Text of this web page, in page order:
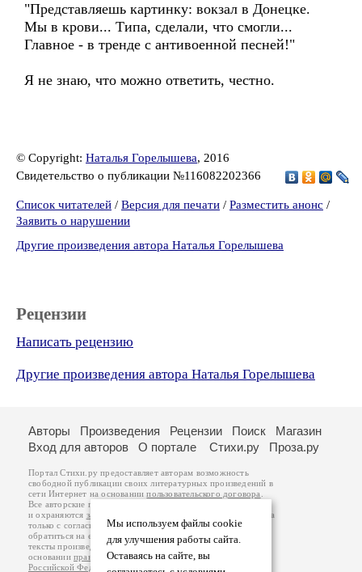
"Представляешь картинку: вокзал в Донецке.
Мы в крови... Типа, сделали, что смогли...
Главное - в тренде с антивоенной песней!"
Я не знаю, что можно ответить, честно.
© Copyright: Наталья Горелышева, 2016
Свидетельство о публикации №116082202366
Список читателей / Версия для печати / Разместить анонс /
Заявить о нарушении
Другие произведения автора Наталья Горелышева
Рецензии
Написать рецензию
Другие произведения автора Наталья Горелышева
Мы используем файлы cookie
для улучшения работы сайта.
Оставаясь на сайте, вы
Авторы Произведения Рецензии Поиск
Магазин
Вход для авторов
О портале Стихи.ру Проза.ру
Портал Стихи.ру предоставляет авторам возможность
свободной публикации своих литературных произведений в
сети Интернет на основаниипользовательского договора
Все авторские права на произведения принадлежат авторам
и охраняются законом
. Перепечатка произведений возможна
только с согласия его автора, к которому вы можете
обратиться на его авторской странице. Ответственность за
тексты произведений авторы несут самостоятельно на
основанииправил публикацииизаконодательства
Российской Федерации